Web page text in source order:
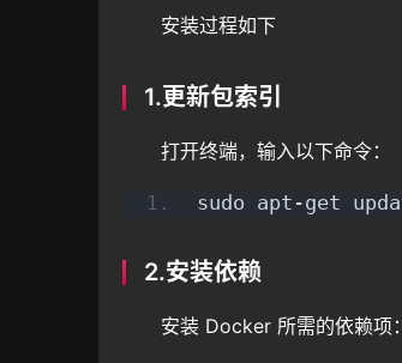
安装过程如下
1.更新包索引
打开终端，输入以下命令：
sudo apt-get
2.安装依赖
安装 Docker 所需的依赖项：